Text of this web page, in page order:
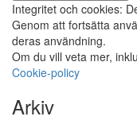
Integritet och cookies:
Genom att fortsätta
deras användning.
Om du vill veta mer,
Cookie-policy
Arkiv